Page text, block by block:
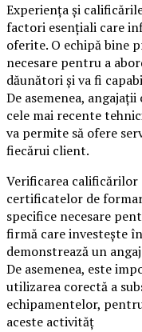
Experiența și
factori esențiali care
oferite. O echipă bine
necesare pentru a
dăunători și va fi
De asemenea,
cele mai recente
va permite să ofere
fiecărui client.
Verificarea
certificatelor de
specifice necesare
firmă care investește
demonstrează un
De asemenea, este
utilizarea corectă a
echipamentelor,
aceste activităț